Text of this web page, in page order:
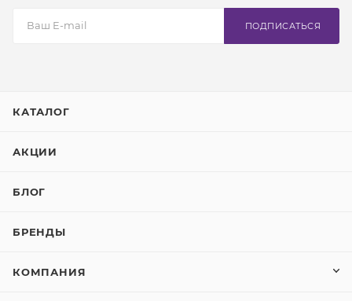
ПОДПИСАТЬСЯ
КАТАЛОГ
АКЦИИ
БЛОГ
БРЕНДЫ
КОМПАНИЯ